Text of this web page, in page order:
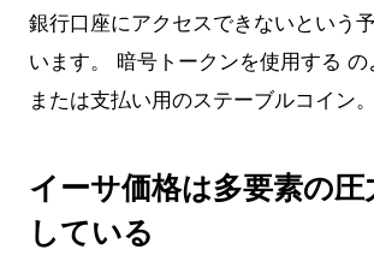
銀行口座にアクセスできないという
います。 暗号トークンを使用する の
または支払い用のステーブルコイン。
イーサ価格は多要素の圧
している